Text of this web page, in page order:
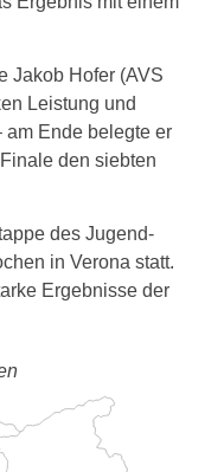
Jakob Hofer (AVS
Leistung und
am Ende belegte er
den siebten
des Jugend-
in Verona statt.
Ergebnisse der